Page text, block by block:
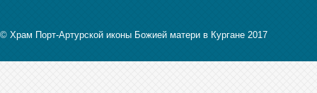
© Храм Порт-Артурской иконы Божией матери в Кургане 2017